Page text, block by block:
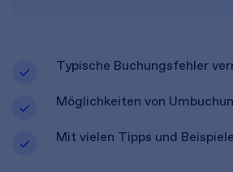
Typische Buchungsfehler
Möglichkeiten von
Mit vielen Tipps und